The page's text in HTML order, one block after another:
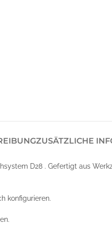
ZUSÄTZLICHE
D28 . Gefertigt aus
konfigurieren.